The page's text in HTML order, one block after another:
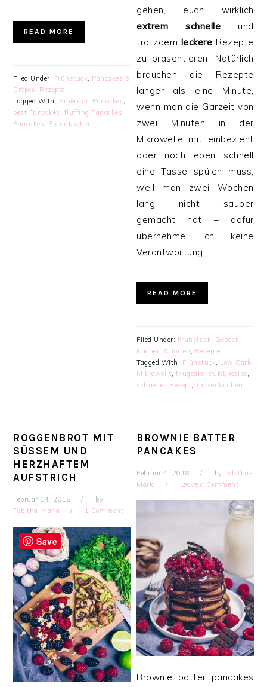
READ MORE
Filed Under: Frühstück, Pancakes &
Crêpes, Rezepte
Tagged With: American Pancakes,
best Pancakes , fluffing Pancakes,
Pancakes, Pfannkuchen
gehen, euch wirklich
extrem
schnelle und
trotzdem leckere Rezepte
zu präsentieren. Natürlich
brauchen die Rezepte
länger als eine Minute,
wenn man die Garzeit von
zwei Minuten in der
Mikrowelle mit einbezieht
oder noch eben schnell
eine Tasse spülen muss,
weil man zwei Wochen
lang nicht sauber
gemacht hat – dafür
übernehme ich keine
Verantwortung….
READ MORE
Filed Under: Frühstück, Gebäck,
Kuchen & Torten , Rezepte
Tagged With: Frühstück, Low Carb,
Mikrowelle, Mugcake, quick recipe,
schnelles Rezept,Tassenkuchen
ROGGENBROT MIT
SÜSSEM UND H
ERZHAFTEM A
UFSTRICH
Februar 14, 2018
by
Tabitha-Maria
1 Comment
BROWNIE BATTER
PANCAKES
Februar 4, 2018 byTabitha-
Maria
Leave a Comment
Brownie batter pancakes
Save